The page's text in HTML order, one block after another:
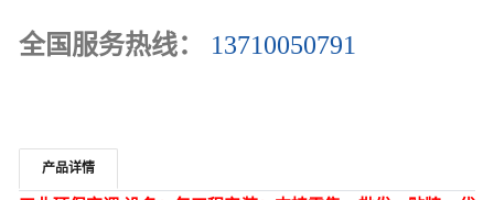
全国服务热线： 13710050791
产品详情